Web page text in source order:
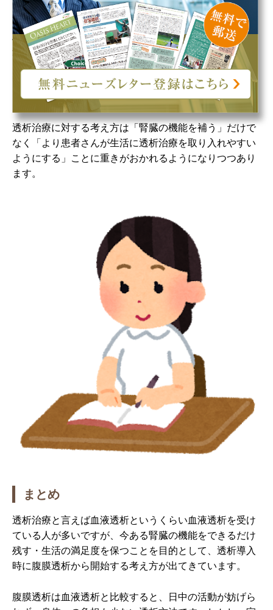
メリットがあります。
患者さんの腎臓の状態や年齢、体調、ライフスタイル、
介護者の状態などによっても最適な治療法は変わってき
ます。腹膜透析と血液透析を併用した透析治療や、在宅
で行う透析治療など、その時々の病態やライフスタイル
に合わせて治療法を選択することもできます。
透析治療に対する考え方は「腎臓の機能を補う」だけで
なく「より患者さんが生活に透析治療を取り入れやすい
ようにする」ことに重きがおかれるようになりつつあり
ます。
まとめ
透析治療と言えば血液透析というくらい血液透析を受け
ている人が多いですが、今ある腎臓の機能をできるだけ
残す・生活の満足度を保つことを目的として、透析導入
時に腹膜透析から開始する考え方が出てきています。
腹膜透析は血液透析と比較すると、日中の活動が妨げら